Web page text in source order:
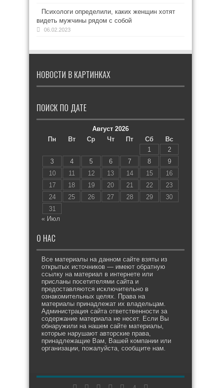
Психологи определили, каких женщин хотят
видеть мужчины рядом с собой
06.02.2023
НОВОСТИ В КАРТИНКАХ
ПОИСК ПО ДАТЕ
Август 2026
Пн
Вт Ср Чт Пт Сб
Вс
1
2
3
4 5 6 7 8
9
10
11 12 13 14 15
16
17
18 19 20 21 22
23
24
25 26 27 28 29
30
31
« Июл
О НАС
Все материалы на данном сайте взяты из
открытых источников — имеют обратную
ссылку на материал в интернете или
присланы посетителями сайта и
предоставляются исключительно в
ознакомительных целях. Права на
материалы принадлежат их владельцам.
Администрация сайта ответственности за
содержание материала не несет. Если Вы
обнаружили на нашем сайте материалы,
которые нарушают авторские права,
принадлежащие Вам, Вашей компании или
организации, пожалуйста, сообщите нам.